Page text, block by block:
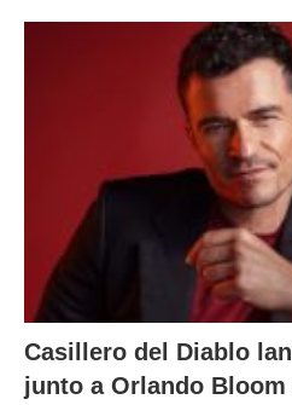
Casillero del Diablo
junto a Orlando